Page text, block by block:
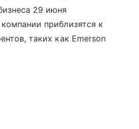
29 июня
приблизятся к
таких как Emerson